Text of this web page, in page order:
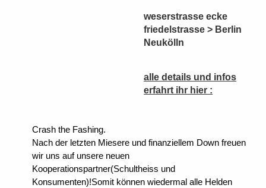
weserstrasse ecke
friedelstrasse > Berlin
Neukölln
alle details und infos
erfahrt ihr hier :
Crash the Fashing.
Nach der letzten Miesere und finanziellem Down freuen
wir uns auf unsere neuen
Kooperationspartner(Schultheiss und
Konsumenten)!Somit können wiedermal alle Helden